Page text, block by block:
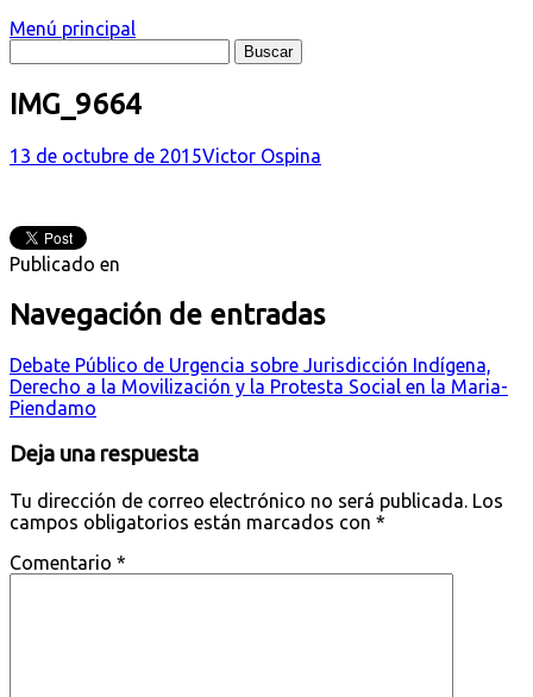
Menú principal
IMG_9664
13 de octubre de 2015Victor Ospina
Publicado en
Navegación de entradas
Debate Público de Urgencia sobre Jurisdicción Indígena,
Derecho a la Movilización y la Protesta Social en la Maria-
Piendamo
Deja una respuesta
Tu dirección de correo electrónico no será publicada. Los
campos obligatorios están marcados con *
Comentario *